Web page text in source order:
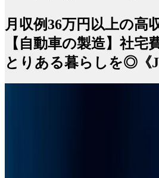
月収例36万円以上の高
【自動車の製造】社宅
とりある暮らしを◎《